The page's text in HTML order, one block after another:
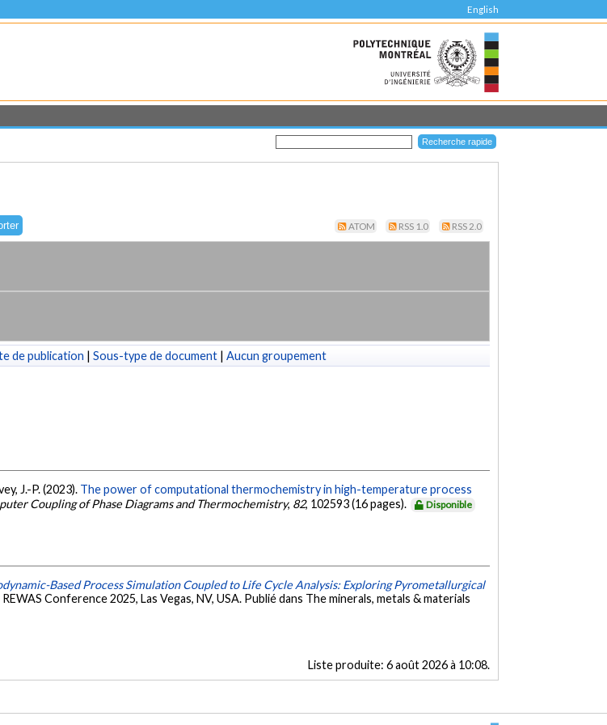
English
ATOM RSS 1.0 RSS 2.0
de publication | Sous-type de document | Aucun groupement
J.-P. (2023). The power of computational thermochemistry in high-temperature process
Coupling of Phase Diagrams and Thermochemistry, 82, 102593 (16 pages). Disponible
Based Process Simulation Coupled to Life Cycle Analysis: Exploring Pyrometallurgical
Conference 2025, Las Vegas, NV, USA. Publié dans The minerals, metals & materials
Liste produite: 6 août 2026 à 10:08.